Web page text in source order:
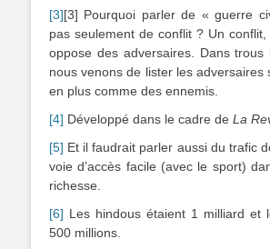
[3][3] Pourquoi parler de « guerre
pas seulement de conflit ? Un conflit,
oppose des adversaires. Dans trous
nous venons de lister les adversaires
en plus comme des ennemis.
[4] Développé dans le cadre de La
[5] Et il faudrait parler aussi du trafic
voie d’accès facile (avec le sport)
richesse.
[6] Les hindous étaient 1 milliard et
500 millions.